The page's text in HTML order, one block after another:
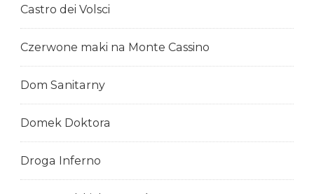
Castro dei Volsci
Czerwone maki na Monte Cassino
Dom Sanitarny
Domek Doktora
Droga Inferno